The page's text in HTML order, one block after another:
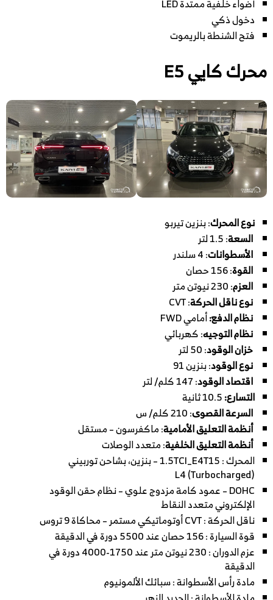
أضواء خلفية ممتدة LED
دخول ذكي
فتح الشنطة بالريموت
محرك كايي E5
نوع المحرك: بنزين تيربو
السعة: 1.5 لتر
الأسطوانات: 4 سلندر
القوة: 156 حصان
العزم: 230 نيوتن متر
نوع ناقل الحركة: CVT
نظام الدفع:أمامي FWD
نظام التوجيه: كهربائي
خزان الوقود: 50 لتر
نوع الوقود: بنزين 91
اقتصاد الوقود: 147 كلم/ لتر
التسارع:
السرعة القصوى: 210 كلم/ س
أنظمة التعليق الأمامية: ماكفرسون – مستقل
أنظمة التعليق الخلفية: متعدد الوصلات
المحرك : 1.5TCI_E4T15 – بنزين، بشاحن توربيني
(Turbocharged) L4
DOHC – عمود كامة مزدوج علوي – نظام حقن الوقود
الإلكتروني متعدد النقاط
ناقل الحركة : CVT أوتوماتيكي مستمر – محاكاة 9 تروس
قوة السيارة : 156 حصان عند 5500 دورة في الدقيقة
عزم الدوران : 230 نيوتن متر عند 1750-4000 دورة في
الدقيقة
مادة رأس الأسطوانة : سبائك الألمونيوم